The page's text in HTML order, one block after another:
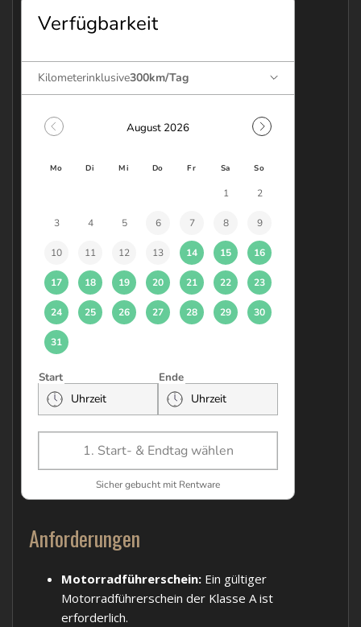
Anforderungen
Motorradführerschein: Ein gültiger
Motorradführerschein der Klasse A ist
erforderlich.